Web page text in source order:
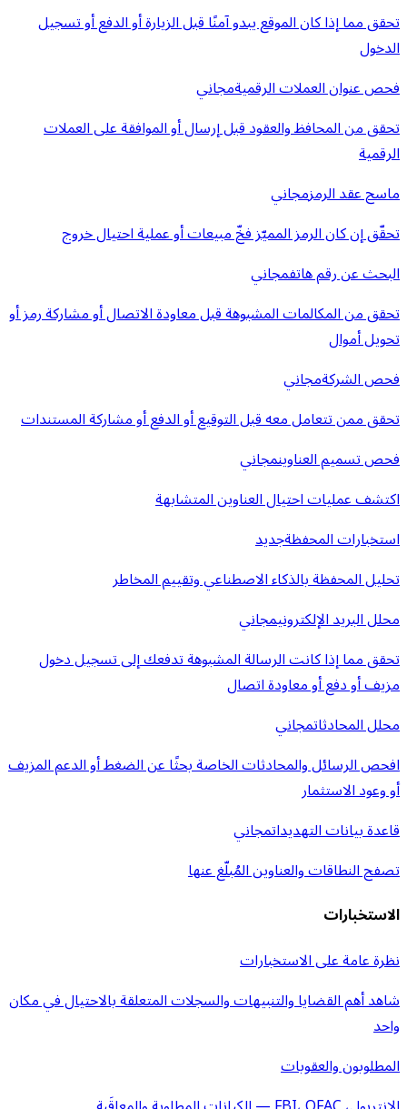
تحقق مما إذا كان الموقع يبدو آمنًا قبل الزيارة أو الدفع أو تسجيل
الدخول
فحص عنوان العملات الرقميةمجاني
تحقق من المحافظ والعقود قبل إرسال أو الموافقة على العملات
الرقمية
ماسح عقد الرمزمجاني
تحقّق إن كان الرمز المميّز فخّ مبيعات أو عملية احتيال خروج
البحث عن رقم هاتفمجاني
تحقق من المكالمات المشبوهة قبل معاودة الاتصال أو مشاركة رمز أو
تحويل أموال
فحص الشركةمجاني
تحقق ممن تتعامل معه قبل التوقيع أو الدفع أو مشاركة المستندات
فحص تسميم العناوينمجاني
اكتشف عمليات احتيال العناوين المتشابهة
استخبارات المحفظةجديد
تحليل المحفظة بالذكاء الاصطناعي وتقييم المخاطر
محلل البريد الإلكترونيمجاني
تحقق مما إذا كانت الرسالة المشبوهة تدفعك إلى تسجيل دخول
مزيف أو دفع أو معاودة اتصال
محلل المحادثاتمجاني
افحص الرسائل والمحادثات الخاصة بحثًا عن الضغط أو الدعم المزيف
أو وعود الاستثمار
قاعدة بيانات التهديداتمجاني
تصفح النطاقات والعناوين المُبلّغ عنها
الاستخبارات
نظرة عامة على الاستخبارات
شاهد أهم القضايا والتنبيهات والسجلات المتعلقة بالاحتيال في مكان
واحد
المطلوبون والعقوبات